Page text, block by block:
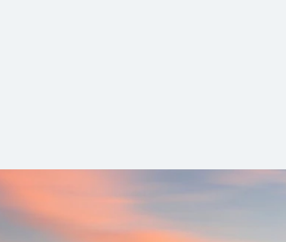
und Informationen der DB Regio